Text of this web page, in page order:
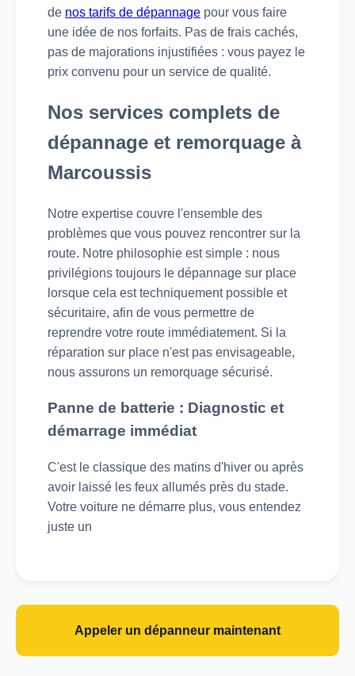
de nos tarifs de dépannage pour vous faire
une idée de nos forfaits. Pas de frais cachés,
pas de majorations injustifiées : vous payez le
prix convenu pour un service de qualité.
Nos services complets de
dépannage et remorquage à
Marcoussis
Notre expertise couvre l'ensemble des
problèmes que vous pouvez rencontrer sur la
route. Notre philosophie est simple : nous
privilégions toujours le dépannage sur place
lorsque cela est techniquement possible et
sécuritaire, afin de vous permettre de
reprendre votre route immédiatement. Si la
réparation sur place n'est pas envisageable,
nous assurons un remorquage sécurisé.
Panne de batterie : Diagnostic et
démarrage immédiat
C'est le classique des matins d'hiver ou après
avoir laissé les feux allumés près du stade.
Votre voiture ne démarre plus, vous entendez
juste un
Appeler un dépanneur maintenant